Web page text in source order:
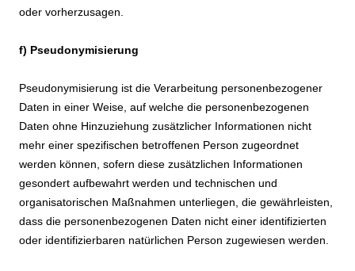
oder vorherzusagen.
f) Pseudonymisierung
Pseudonymisierung ist die Verarbeitung personenbezogener
Daten in einer Weise, auf welche die personenbezogenen
Daten ohne Hinzuziehung zusätzlicher Informationen nicht
mehr einer spezifischen betroffenen Person zugeordnet
werden können, sofern diese zusätzlichen Informationen
gesondert aufbewahrt werden und technischen und
organisatorischen Maßnahmen unterliegen, die gewährleisten,
dass die personenbezogenen Daten nicht einer identifizierten
oder identifizierbaren natürlichen Person zugewiesen werden.